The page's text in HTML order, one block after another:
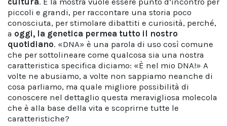
piccoli e grandi, per raccontare una storia poco
conosciuta, per stimolare dibattiti e curiosità, perché,
a oggi, la genetica permea tutto il nostro
quotidiano. «DNA» è una parola di uso così comune
che per sottolineare come qualcosa sia una nostra
caratteristica specifica diciamo: «È nel mio DNA!» A
volte ne abusiamo, a volte non sappiamo neanche di
cosa parliamo, ma quale migliore possibilità di
conoscere nel dettaglio questa meravigliosa molecola
che è alla base della vita e scoprirne tutte le
caratteristiche?